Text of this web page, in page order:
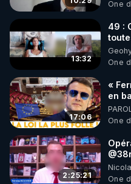
code : REGENERE10
▶ 30 jours gratuit sur
de bien-être ENVOL :
Rendez-vous sur
le code : REGENERE
One
13:32
49 :
One
17:06
«
en
One
2:25:21
One